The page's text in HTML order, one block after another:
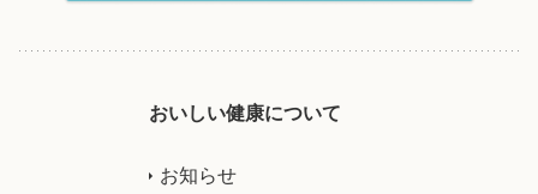
おいしい健康について
お知らせ